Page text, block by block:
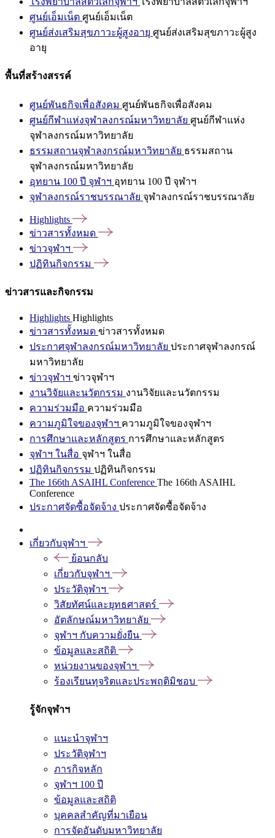
ศูนย์เอ็มเน็ต ศูนย์เอ็มเน็ต
ศูนย์ส่งเสริมสุขภาวะผู้สูงอายุ ศูนย์ส่งเสริมสุขภาวะผู้สูง
อายุ
พื้นที่สร้างสรรค์
ศูนย์พันธกิจเพื่อสังคม ศูนย์พันธกิจเพื่อสังคม
ศูนย์กีฬาแห่งจุฬาลงกรณ์มหาวิทยาลัย ศูนย์กีฬาแห่ง
จุฬาลงกรณ์มหาวิทยาลัย
ธรรมสถานจุฬาลงกรณ์มหาวิทยาลัย ธรรมสถาน
จุฬาลงกรณ์มหาวิทยาลัย
อุทยาน 100 ปี จุฬาฯ อุทยาน 100 ปี จุฬาฯ
จุฬาลงกรณ์ราชบรรณาลัย จุฬาลงกรณ์ราชบรรณาลัย
Highlights
ข่าวสารทั้งหมด
ข่าวจุฬาฯ
ปฏิทินกิจกรรม
ข่าวสารและกิจกรรม
Highlights Highlights
ข่าวสารทั้งหมด ข่าวสารทั้งหมด
ประกาศจุฬาลงกรณ์มหาวิทยาลัย ประกาศจุฬาลงกรณ์
มหาวิทยาลัย
ข่าวจุฬาฯ ข่าวจุฬาฯ
งานวิจัยและนวัตกรรม งานวิจัยและนวัตกรรม
ความร่วมมือ ความร่วมมือ
ความภูมิใจของจุฬาฯ ความภูมิใจของจุฬาฯ
การศึกษาและหลักสูตร การศึกษาและหลักสูตร
จุฬาฯ ในสื่อ จุฬาฯ ในสื่อ
ปฏิทินกิจกรรม ปฏิทินกิจกรรม
The 166th ASAIHL Conference The 166th ASAIHL
Conference
ประกาศจัดซื้อจัดจ้าง ประกาศจัดซื้อจัดจ้าง
เกี่ยวกับจุฬาฯ
ย้อนกลับ
เกี่ยวกับจุฬาฯ
ประวัติจุฬาฯ
วิสัยทัศน์และยุทธศาสตร์
อัตลักษณ์มหาวิทยาลัย
จุฬาฯ กับความยั่งยืน
ข้อมูลและสถิติ
หน่วยงานของจุฬาฯ
ร้องเรียนทุจริตและประพฤติมิชอบ
รู้จักจุฬาฯ
แนะนำจุฬาฯ
ประวัติจุฬาฯ
ภารกิจหลัก
จุฬาฯ 100 ปี
ข้อมูลและสถิติ
บุคคลสำคัญที่มาเยือน
การจัดอันดับมหาวิทยาลัย